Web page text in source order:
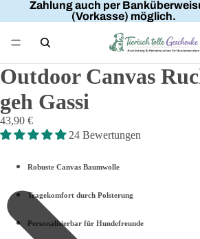
Zahlung auch per
(Vorkasse) möglich.
Outdoor Canvas
geh Gassi
43,90 €
24 Bewertungen
Robuste Canvas Baumwolle
Tragekomfort durch Polsterung
Personalisierbar für Hundefreunde